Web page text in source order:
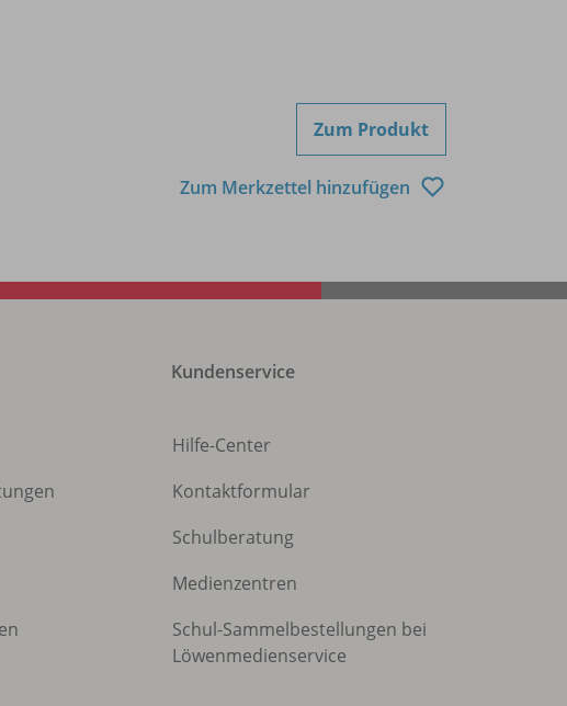
Zum Produkt
Zum Merkzettel hinzufügen
Kundenservice
Hilfe-Center
Kontaktformular
Schulberatung
Medienzentren
Schul-Sammelbestellungen bei
Löwenmedienservice